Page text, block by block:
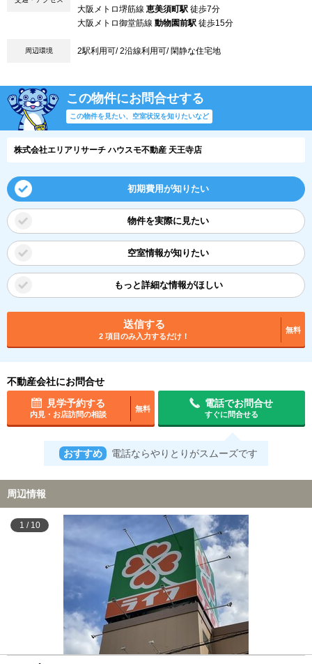
大阪メトロ堺筋線 恵美須町駅 徒歩7分
大阪メトロ御堂筋線 動物園前駅 徒歩15分
周辺環境 2駅利用可/ 2沿線利用可/ 閑静な住宅地
この物件にお問合せする
この物件を見たい、空室状況を知りたいなど
株式会社エリアリサーチ ハウスモ不動産 天王寺店
初期費用が知りたい
物件を実際に見たい
空室情報が知りたい
もっと詳細な情報がほしい
送信する
2 項目のみ入力するだけ！
無料
不動産会社にお問合せ
見学予約する
内見・お店訪問の相談
無料
電話でお問合せ
すぐに問合せる
おすすめ 電話ならやりとりがスムーズです
周辺情報
1 / 10